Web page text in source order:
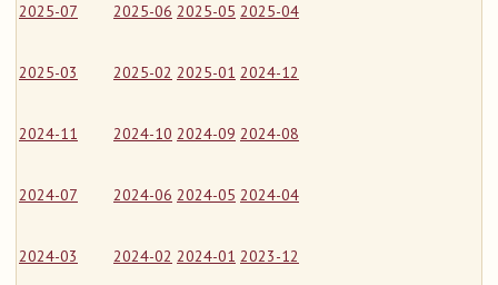
2025-07 2025-06 2025-05 2025-04
2025-03 2025-02 2025-01 2024-12
2024-11 2024-10 2024-09 2024-08
2024-07 2024-06 2024-05 2024-04
2024-03 2024-02 2024-01 2023-12